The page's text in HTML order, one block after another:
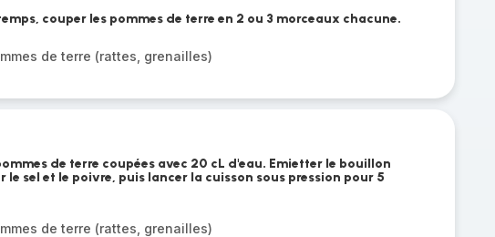
couper les pommes de terre en 2 ou 3 morceaux chacune.
de terre (rattes, grenailles)
de terre coupées avec 20 cL d'eau. Emietter le bouillon
le sel et le poivre, puis lancer la cuisson sous pression pour 5
de terre (rattes, grenailles)